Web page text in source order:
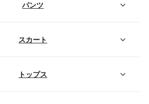
パンツ
スカート
トップス